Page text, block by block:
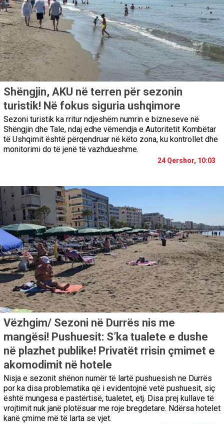
Shëngjin, AKU në terren për sezonin
turistik! Në fokus siguria ushqimore
Sezoni turistik ka rritur ndjeshëm numrin e bizneseve në
Shëngjin dhe Tale, ndaj edhe vëmendja e Autoritetit Kombëtar
të Ushqimit është përqendruar në këto zona, ku kontrollet dhe
monitorimi do të jenë të vazhdueshme.
24 Qershor, 10:03
Vëzhgim/ Sezoni në Durrës nis me
mangësi! Pushuesit: S’ka tualete e dushe
në plazhet publike! Privatët rrisin çmimet e
akomodimit në hotele
Nisja e sezonit shënon numër të lartë pushuesish ne Durrës
por ka disa problematika që i evidentojnë vetë pushuesit, siç
është mungesa e pastërtisë, tualetet, etj. Disa prej kullave të
vrojtimit nuk janë plotësuar me roje bregdetare. Ndërsa hotelet
kanë çmime më të larta se vjet.